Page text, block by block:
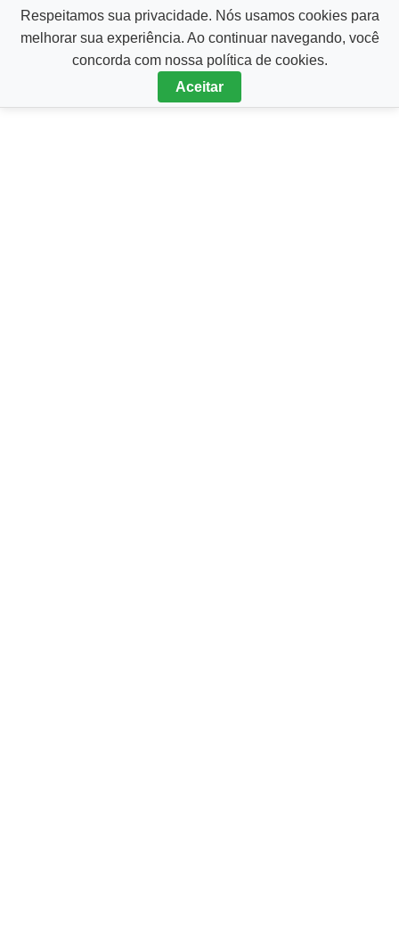
Respeitamos sua privacidade. Nós usamos cookies para
melhorar sua experiência. Ao continuar navegando, você
concorda com nossa política de cookies.
Aceitar
Pular
conteúdo